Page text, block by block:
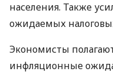
населения. Также
ожидаемых
Экономисты
инфляционные